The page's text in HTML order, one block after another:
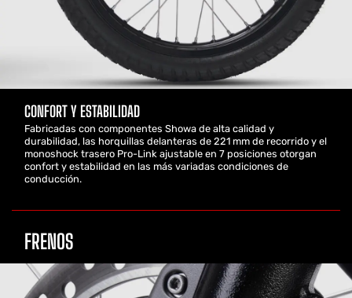
CONFORT Y ESTABILIDAD
Fabricadas con componentes Showa de alta calidad y
durabilidad, las horquillas delanteras de 221 mm de recorrido y el
monoshock trasero Pro-Link ajustable en 7 posiciones otorgan
confort y estabilidad en las más variadas condiciones de
conducción.
FRENOS